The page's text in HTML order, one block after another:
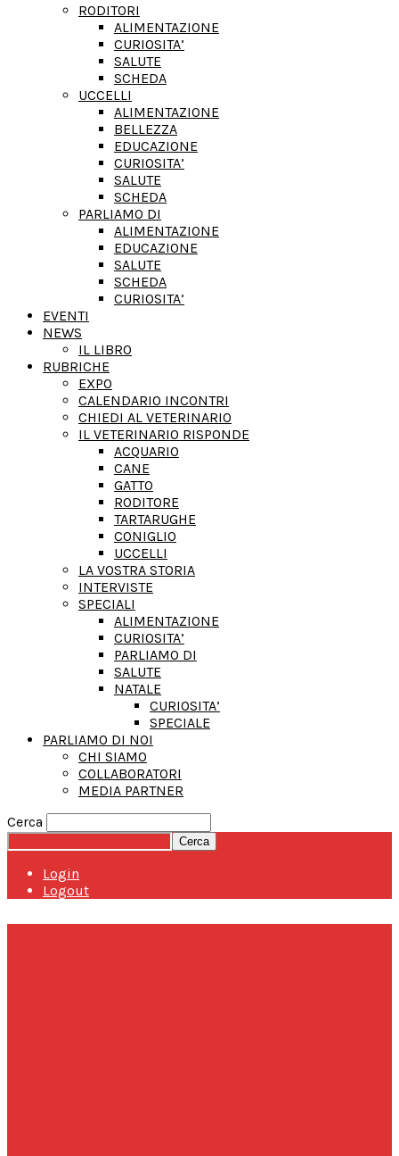
RODITORI
ALIMENTAZIONE
CURIOSITA’
SALUTE
SCHEDA
UCCELLI
ALIMENTAZIONE
BELLEZZA
EDUCAZIONE
CURIOSITA’
SALUTE
SCHEDA
PARLIAMO DI
ALIMENTAZIONE
EDUCAZIONE
SALUTE
SCHEDA
CURIOSITA’
EVENTI
NEWS
IL LIBRO
RUBRICHE
EXPO
CALENDARIO INCONTRI
CHIEDI AL VETERINARIO
IL VETERINARIO RISPONDE
ACQUARIO
CANE
GATTO
RODITORE
TARTARUGHE
CONIGLIO
UCCELLI
LA VOSTRA STORIA
INTERVISTE
SPECIALI
ALIMENTAZIONE
CURIOSITA’
PARLIAMO DI
SALUTE
NATALE
CURIOSITA’
SPECIALE
PARLIAMO DI NOI
CHI SIAMO
COLLABORATORI
MEDIA PARTNER
Cerca
Login
Logout